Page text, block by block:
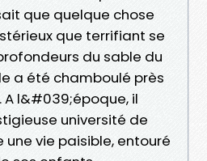
que quelque chose
que terrifiant se
du sable du
a été chamboulé près
l&#039;époque, il
université de
une vie paisible, entouré